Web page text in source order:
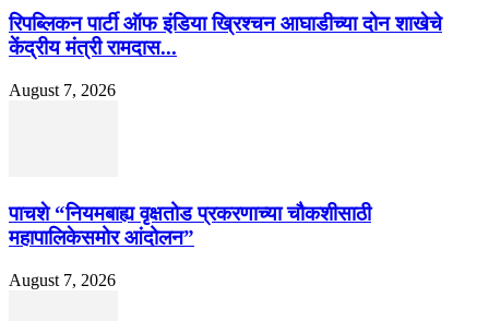
रिपब्लिकन पार्टी ऑफ इंडिया ख्रिश्चन आघाडीच्या दोन शाखेचे
केंद्रीय मंत्री रामदास...
August 7, 2026
पाचशे “नियमबाह्य वृक्षतोड प्रकरणाच्या चौकशीसाठी
महापालिकेसमोर आंदोलन”
August 7, 2026